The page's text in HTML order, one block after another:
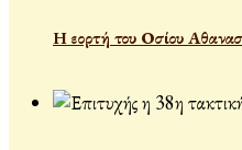
Η εορτή του Οσίου